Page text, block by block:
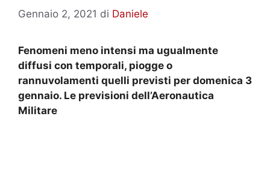
Gennaio 2, 2021 di Daniele
Fenomeni meno intensi ma ugualmente
diffusi con temporali, piogge o
rannuvolamenti quelli previsti per domenica 3
gennaio. Le previsioni dell’Aeronautica
Militare